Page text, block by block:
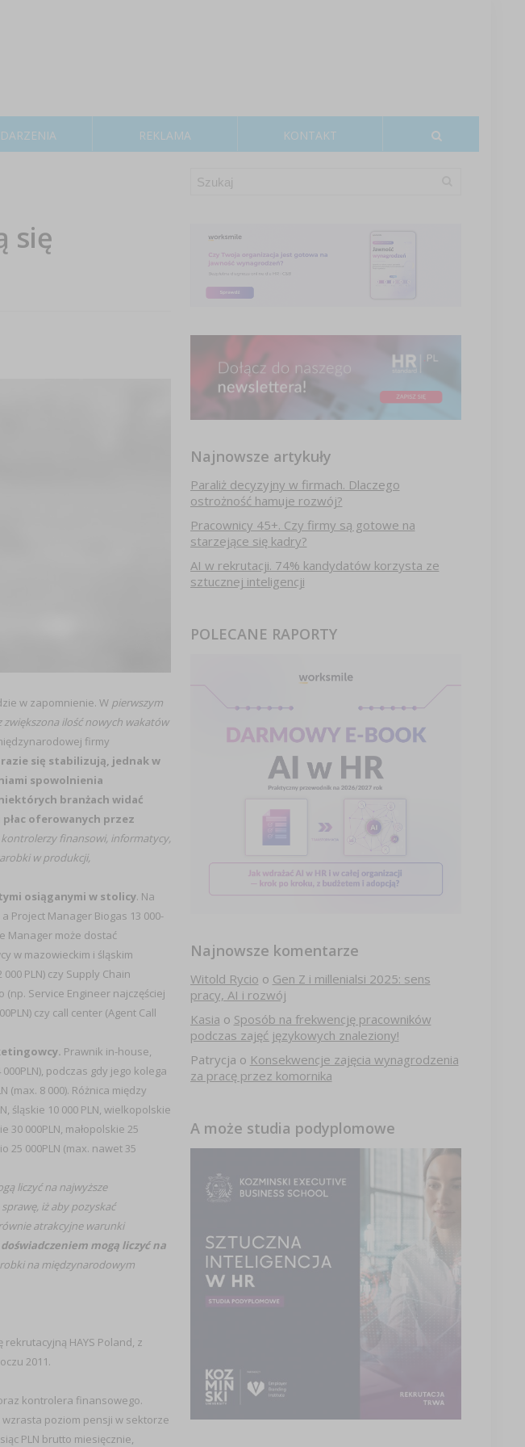
REKLAMA KONTAKT
się
w zapomnienie. W pierwszym
ilość nowych wakatów
firmy
razie się stabilizują, jednak w
spowolnienia
branżach widać
oferowanych przez
kontrolerzy finansowi, informatycy,
w produkcji,
osiąganymi w stolicy. Na
Project Manager Biogas 13 000-
Manager może dostać
w mazowieckim i śląskim
PLN) czy Supply Chain
(np. Service Engineer najczęściej
czy call center (Agent Call
Prawnik in-house,
podczas gdy jego kolega
8 000). Różnica między
śląskie 10 000 PLN, wielkopolskie
30 000PLN, małopolskie 25
25 000PLN (max. nawet 35
liczyć na najwyższe
iż aby pozyskać
atrakcyjne warunki
mogą liczyć na
na międzynarodowym
HAYS Poland, z
2011.
kontrolera finansowego.
wzrasta poziom pensji w sektorze
PLN brutto miesięcznie,
Najnowsze artykuły
Paraliż decyzyjny w firmach. Dlaczego
ostrożność hamuje rozwój?
Pracownicy 45+. Czy firmy są gotowe na
starzejące się kadry?
AI w rekrutacji. 74% kandydatów korzysta ze
sztucznej inteligencji
POLECANE RAPORTY
Najnowsze komentarze
Witold Rycio o Gen Z i millenialsi 2025: sens
pracy, AI i rozwój
Kasia o Sposób na frekwencję pracowników
podczas zajęć językowych znaleziony!
Patrycja o Konsekwencje zajęcia wynagrodzenia
za pracę przez komornika
A może studia podyplomowe